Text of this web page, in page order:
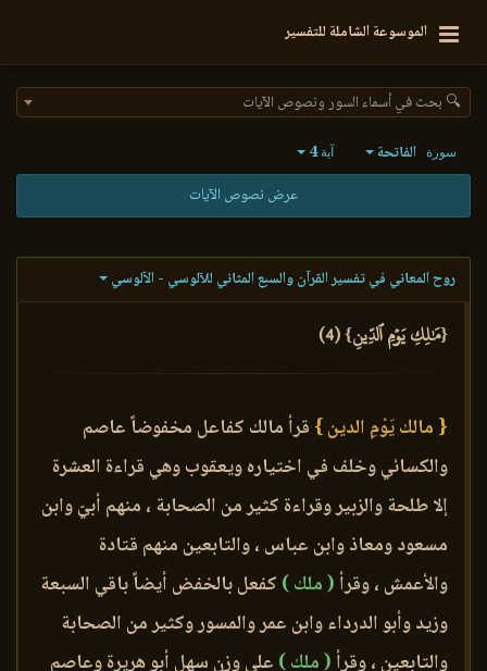
الموسوعة الشاملة للتفسير
🔍 بحث في أسماء السور ونصوص الآيات
سورة الفاتحة آية4
عرض نصوص الآيات
روح المعاني في تفسير القرآن والسبع المثاني للآلوسي - الآلوسي
{مَٰلِكِ يَوۡمِ ٱلدِّينِ} (4)
{ مالك يَوْمِ الدين } قرأ مالك كفاعل مخفوضاً عاصم
والكسائي وخلف في اختياره ويعقوب وهي قراءة العشرة
إلا طلحة والزبير وقراءة كثير من الصحابة ، منهم أبيّ وابن
مسعود ومعاذ وابن عباس ، والتابعين منهم قتادة
والأعمش ، وقرأ ( ملك ) كفعل بالخفض أيضاً باقي السبعة
وزيد وأبو الدرداء وابن عمر والمسور وكثير من الصحابة
والتابعين ، وقرأ ( ملك ) على وزن سهل أبو هريرة وعاصم